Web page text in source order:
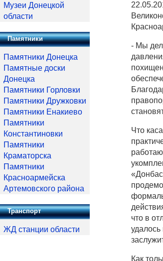
- Мы
Что
что в
Как
Музеи Донецкой
области
Памятники
Памятники Донецка
Памятные доски
Донецка
Памятники Горловки
Памятники Дружковки
Памятники Енакиево
Памятники
Константиновки
Памятники
Краматорска
Памятники
Красноармейска
Артемовского района
Транспорт
ЖД станции области